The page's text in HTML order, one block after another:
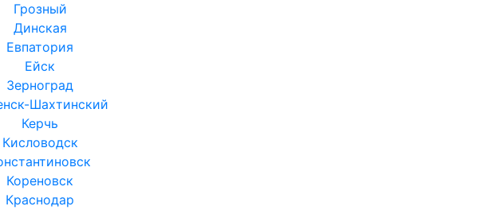
Грозный
Динская
Евпатория
Ейск
Зерноград
Шахтинский
Керчь
Кисловодск
Кореновск
Краснодар